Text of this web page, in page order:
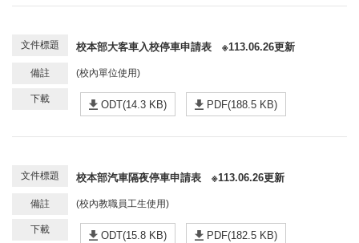
校本部大客車入校停車申請表 ※113.06.26更新
(校內單位使用)
ODT(14.3 KB) PDF(188.5 KB)
校本部汽車隔夜停車申請表 ※113.06.26更新
(校內教職員工生使用)
ODT(15.8 KB) PDF(182.5 KB)